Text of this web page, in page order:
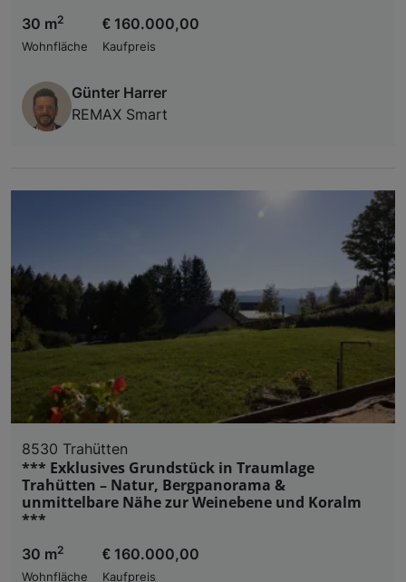
30 m2
Wohnfläche
€ 160.000,00
Kaufpreis
Günter Harrer
REMAX Smart
8530 Trahütten
*** Exklusives Grundstück in Traumlage
Trahütten – Natur, Bergpanorama &
unmittelbare Nähe zur Weinebene und Koralm
***
30 m2
Wohnfläche
€ 160.000,00
Kaufpreis